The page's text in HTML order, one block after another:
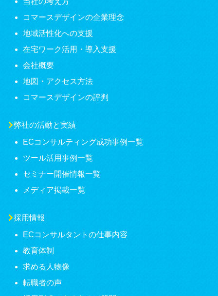
コマースデザインの企業理念
地域活性化への支援
在宅ワーク活用・導入支援
会社概要
地図・アクセス方法
コマースデザインの評判
弊社の活動と実績
ECコンサルティング成功事例一覧
ツール活用事例一覧
セミナー開催情報一覧
メディア掲載一覧
採用情報
ECコンサルタントの仕事内容
教育体制
求める人物像
転職者の声